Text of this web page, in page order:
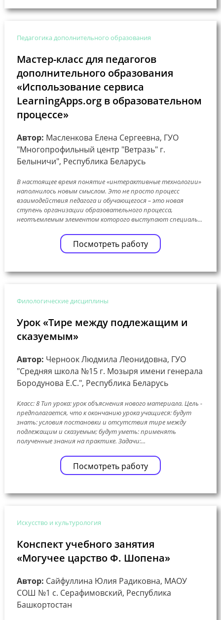
Педагогика дополнительного образования
Мастер-класс для педагогов
дополнительного образования
«Использование сервиса
LearningApps.org в образовательном
процессе»
Автор: Масленкова Елена Сергеевна, ГУО
"Многопрофильный центр "Ветразь" г.
Белыничи", Республика Беларусь
В настоящее время понятие «интерактивные технологии»
наполнилось новым смыслом. Это не просто процесс
взаимодействия педагога и обучающегося – это новая
ступень организации образовательного процесса,
неотъемлемым элементом которого выступают специаль...
Посмотреть работу
Филологические дисциплины
Урок «Тире между подлежащим и
сказуемым»
Автор: Черноок Людмила Леонидовна, ГУО
"Средняя школа №15 г. Мозыря имени генерала
Бородунова Е.С.", Республика Беларусь
Класс: 8 Тип урока: урок объяснения нового материала. Цель -
предполагается, что к окончанию урока учащиеся: будут
знать: условия постановки и отсутствия тире между
подлежащим и сказуемым; будут уметь: применять
полученные знания на практике. Задачи:...
Посмотреть работу
Искусство и культурология
Конспект учебного занятия
«Могучее царство Ф. Шопена»
Автор: Сайфуллина Юлия Радиковна, МАОУ
СОШ №1 с. Серафимовский, Республика
Башкортостан